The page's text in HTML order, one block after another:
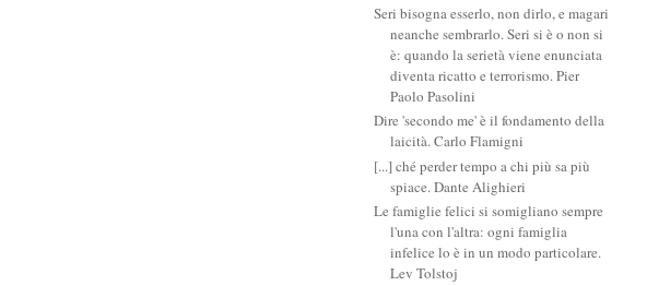
Seri bisogna esserlo, non dirlo, e magari
neanche sembrarlo. Seri si è o non si
è: quando la serietà viene enunciata
diventa ricatto e terrorismo. Pier
Paolo Pasolini
Dire 'secondo me' è il fondamento della
laicità. Carlo Flamigni
[...] ché perder tempo a chi più sa più
spiace. Dante Alighieri
Le famiglie felici si somigliano sempre
l'una con l'altra: ogni famiglia
infelice lo è in un modo particolare.
Lev Tolstoj